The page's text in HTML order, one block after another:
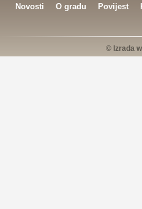
Novosti O gradu Povijest
© Izrada